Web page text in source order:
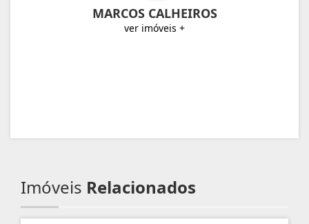
MARCOS CALHEIROS
ver imóveis +
Imóveis Relacionados